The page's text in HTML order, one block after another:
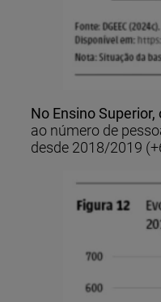
No Ensino
ao número de
desde 2018/2019